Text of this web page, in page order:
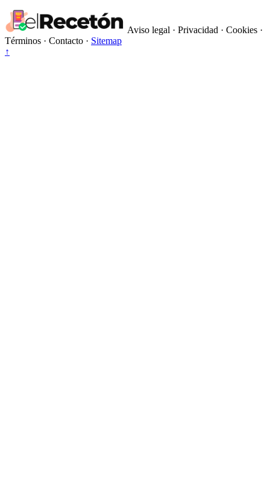
Aviso legal · Privacidad · Cookies ·
Términos · Contacto · Sitemap
↑